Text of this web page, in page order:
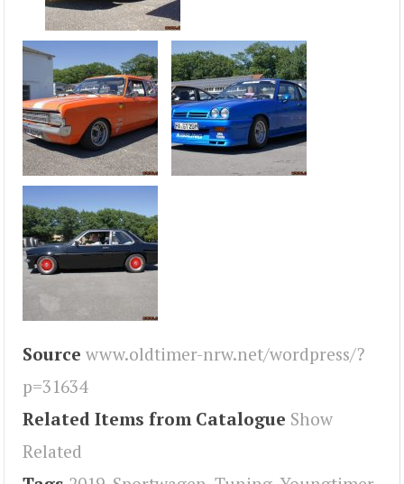
Source www.oldtimer-nrw.net/wordpress/?
p=31634
Related Items from Catalogue Show
Related